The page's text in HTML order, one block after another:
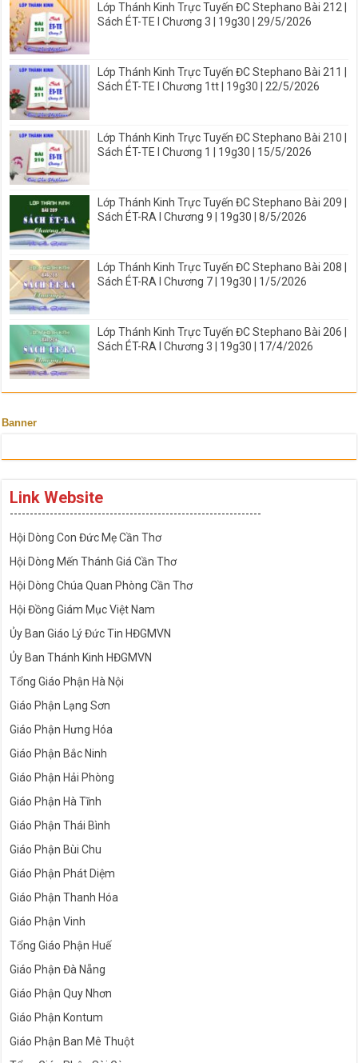
Lớp Thánh Kinh Trực Tuyến ĐC Stephano Bài 212 |
Sách ÉT-TE I Chương 3 | 19g30 | 29/5/2026
Lớp Thánh Kinh Trực Tuyến ĐC Stephano Bài 211 |
Sách ÉT-TE I Chương 1tt | 19g30 | 22/5/2026
Lớp Thánh Kinh Trực Tuyến ĐC Stephano Bài 210 |
Sách ÉT-TE I Chương 1 | 19g30 | 15/5/2026
Lớp Thánh Kinh Trực Tuyến ĐC Stephano Bài 209 |
Sách ÉT-RA I Chương 9 | 19g30 | 8/5/2026
Lớp Thánh Kinh Trực Tuyến ĐC Stephano Bài 208 |
Sách ÉT-RA I Chương 7 | 19g30 | 1/5/2026
Lớp Thánh Kinh Trực Tuyến ĐC Stephano Bài 206 |
Sách ÉT-RA I Chương 3 | 19g30 | 17/4/2026
Banner
Link Website
---------------------------------------------------------------
Hội Dòng Con Đức Mẹ Cần Thơ
Hội Dòng Mến Thánh Giá Cần Thơ
Hội Dòng Chúa Quan Phòng Cần Thơ
Hội Đồng Giám Mục Việt Nam
Ủy Ban Giáo Lý Đức Tin HĐGMVN
Ủy Ban Thánh Kinh HĐGMVN
Tổng Giáo Phận Hà Nội
Giáo Phận Lạng Sơn
Giáo Phận Hưng Hóa
Giáo Phận Bắc Ninh
Giáo Phận Hải Phòng
Giáo Phận Hà Tĩnh
Giáo Phận Thái Bình
Giáo Phận Bùi Chu
Giáo Phận Phát Diệm
Giáo Phận Thanh Hóa
Giáo Phận Vinh
Tổng Giáo Phận Huế
Giáo Phận Đà Nẵng
Giáo Phận Quy Nhơn
Giáo Phận Kontum
Giáo Phận Ban Mê Thuột